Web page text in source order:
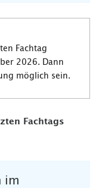
Fachtag
2026. Dann
möglich sein.
Fachtags
im